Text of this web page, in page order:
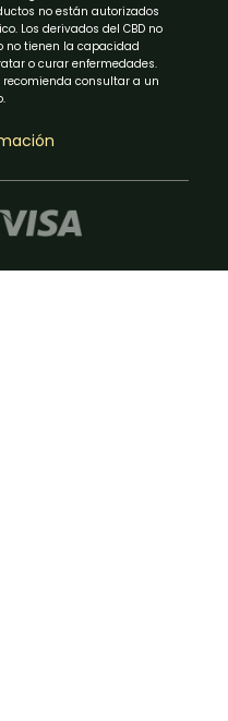
no están autorizados
Los derivados del CBD no
no tienen la capacidad
o curar enfermedades.
recomienda consultar a un